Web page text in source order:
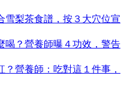
雪梨茶食譜，按３大穴位宣
喝？營養師曝４功效，警告
營養師：吃對這１件事，